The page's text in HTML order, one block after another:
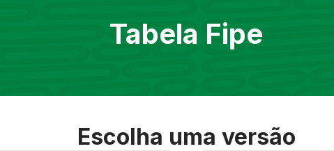
Tabela Fipe
Escolha uma versão